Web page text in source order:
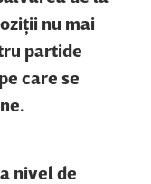
nu mai
partide
care se
nivel de